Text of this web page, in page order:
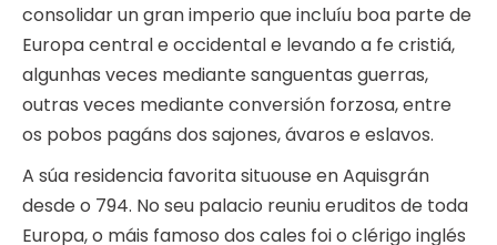
consolidar un gran imperio que incluíu boa parte de
Europa central e occidental e levando a fe cristiá,
algunhas veces mediante sanguentas guerras,
outras veces mediante conversión forzosa, entre
os pobos pagáns dos sajones, ávaros e eslavos.
A súa residencia favorita situouse en Aquisgrán
desde o 794. No seu palacio reuniu eruditos de toda
Europa, o máis famoso dos cales foi o clérigo inglés